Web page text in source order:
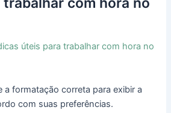
úteis para trabalhar com hora no
a formatação correta para exibir a
com suas preferências.